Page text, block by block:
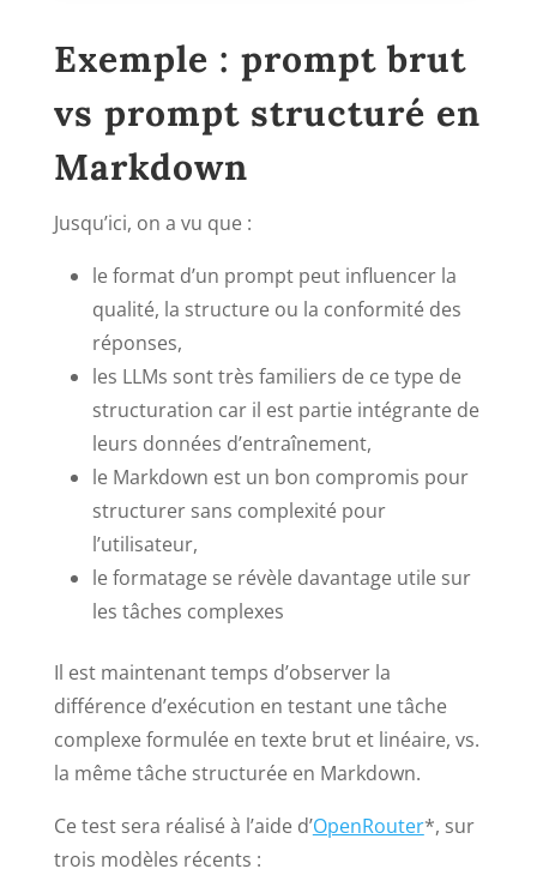
Exemple : prompt brut
vs prompt structuré en
Markdown
Jusqu’ici, on a vu que :
le format d’un prompt peut influencer la
qualité, la structure ou la conformité des
réponses,
les LLMs sont très familiers de ce type de
structuration car il est partie intégrante de
leurs données d’entraînement,
le Markdown est un bon compromis pour
structurer sans complexité pour
l’utilisateur,
le formatage se révèle davantage utile sur
les tâches complexes
Il est maintenant temps d’observer la
différence d’exécution en testant une tâche
complexe formulée en texte brut et linéaire, vs.
la même tâche structurée en Markdown.
Ce test sera réalisé à l’aide d’OpenRouter*, sur
trois modèles récents :